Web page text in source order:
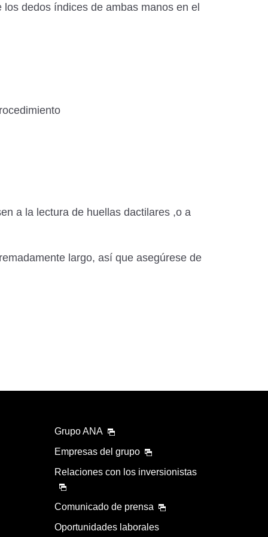
dedos índices de ambas manos en el
a la lectura de huellas dactilares ,o a
largo, así que asegúrese de
Grupo ANA
Empresas del grupo
Relaciones con los inversionistas
Comunicado de prensa
Oportunidades laborales